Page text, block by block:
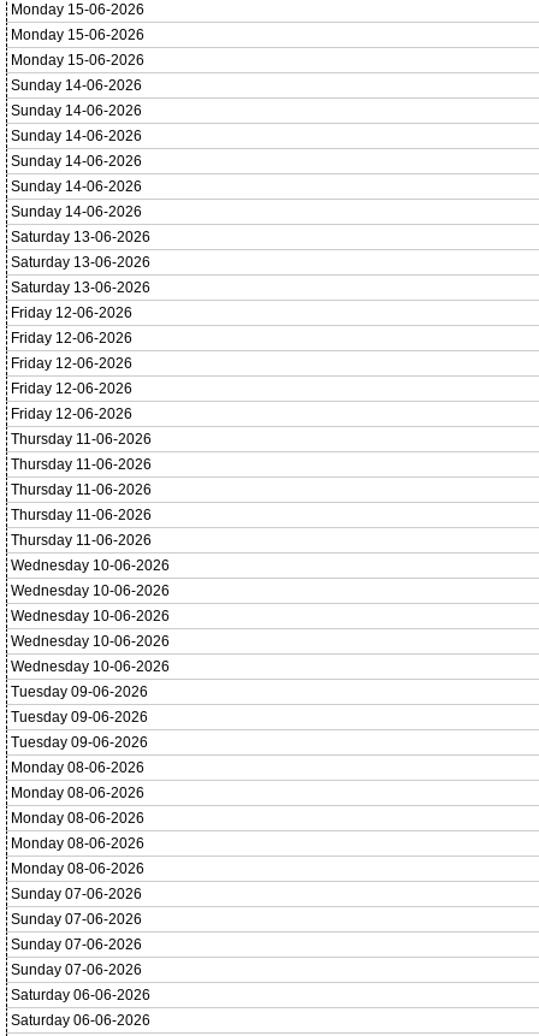
Monday 15-06-2026
Monday 15-06-2026
Monday 15-06-2026
Sunday 14-06-2026
Sunday 14-06-2026
Sunday 14-06-2026
Sunday 14-06-2026
Sunday 14-06-2026
Sunday 14-06-2026
Saturday 13-06-2026
Saturday 13-06-2026
Saturday 13-06-2026
Friday 12-06-2026
Friday 12-06-2026
Friday 12-06-2026
Friday 12-06-2026
Friday 12-06-2026
Thursday 11-06-2026
Thursday 11-06-2026
Thursday 11-06-2026
Thursday 11-06-2026
Thursday 11-06-2026
Wednesday 10-06-2026
Wednesday 10-06-2026
Wednesday 10-06-2026
Wednesday 10-06-2026
Wednesday 10-06-2026
Tuesday 09-06-2026
Tuesday 09-06-2026
Tuesday 09-06-2026
Monday 08-06-2026
Monday 08-06-2026
Monday 08-06-2026
Monday 08-06-2026
Monday 08-06-2026
Sunday 07-06-2026
Sunday 07-06-2026
Sunday 07-06-2026
Sunday 07-06-2026
Saturday 06-06-2026
Saturday 06-06-2026